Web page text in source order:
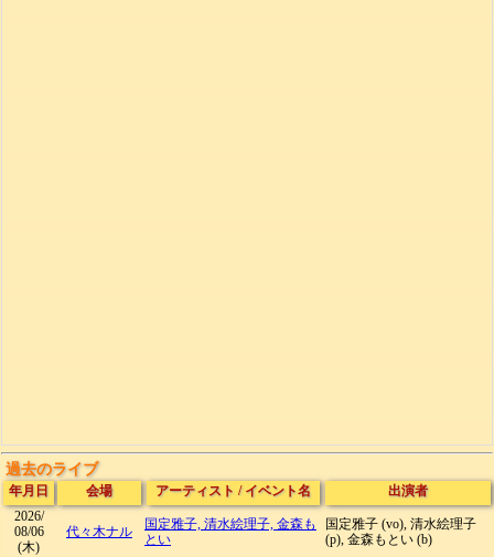
過去のライブ
年月日 会場 アーティスト / イベント名
出演者
2026/
08/06
(木)
代々木ナル
国定雅子, 清水絵理子, 金森も
とい
国定雅子 (vo), 清水絵理子
(p), 金森もとい (b)